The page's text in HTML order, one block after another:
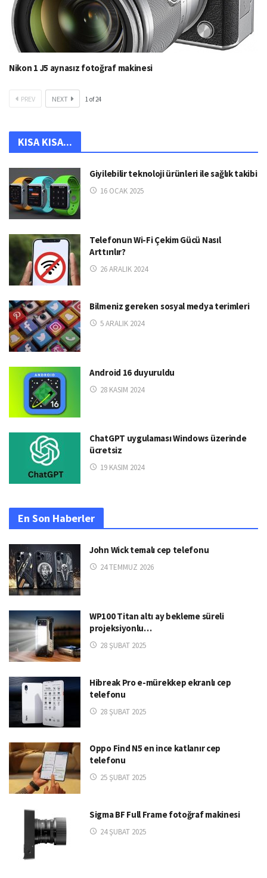
Nikon 1 J5 aynasız fotoğraf makinesi
PREV NEXT 1of24
KISA KISA...
Giyilebilir teknoloji ürünleri ile sağlık takibi
16 OCAK 2025
Telefonun Wi-Fi Çekim Gücü Nasıl
Arttırılır?
26 ARALIK 2024
Bilmeniz gereken sosyal medya terimleri
5 ARALIK 2024
Android 16 duyuruldu
28 KASIM 2024
ChatGPT uygulaması Windows üzerinde
ücretsiz
19 KASIM 2024
En Son Haberler
John Wick temalı cep telefonu
24 TEMMUZ 2026
WP100 Titan altı ay bekleme süreli
projeksiyonlu…
28 ŞUBAT 2025
Hibreak Pro e-mürekkep ekranlı cep
telefonu
28 ŞUBAT 2025
Oppo Find N5 en ince katlanır cep
telefonu
25 ŞUBAT 2025
Sigma BF Full Frame fotoğraf makinesi
24 ŞUBAT 2025